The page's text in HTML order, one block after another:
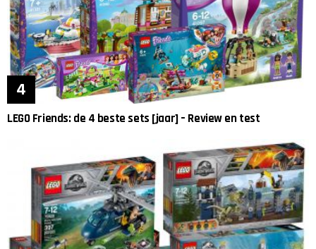
LEGO Friends: de 4 beste sets [jaar] – Review en test